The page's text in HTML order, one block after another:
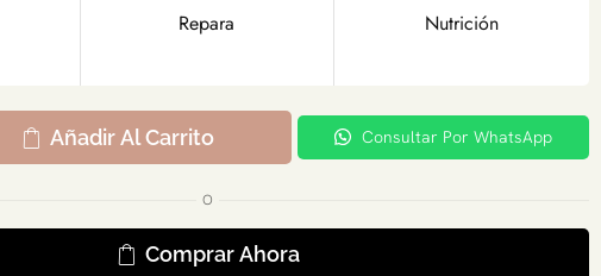
Repara Nutrición
Añadir Al Carrito Consultar Por WhatsApp
O
Comprar Ahora